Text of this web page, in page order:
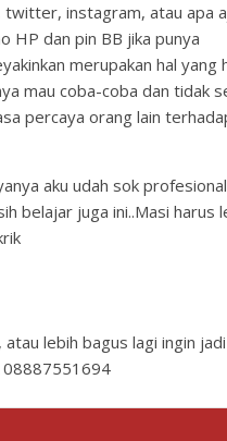
instagram, atau apa
HP dan pin BB jika punya
merupakan hal yang
mau coba-coba dan tidak
percaya orang lain
aku udah sok
belajar juga ini..Masi harus
lebih bagus lagi ingin
08887551694